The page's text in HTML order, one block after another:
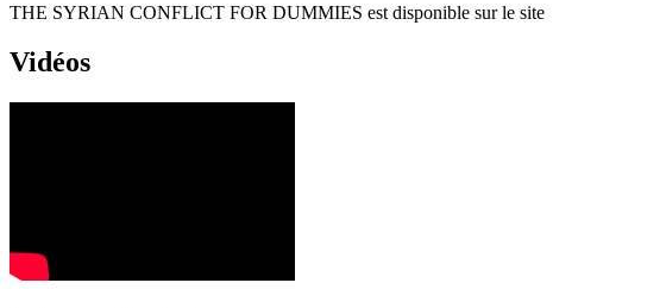
THE SYRIAN CONFLICT FOR DUMMIES est disponible sur le site
Vidéos